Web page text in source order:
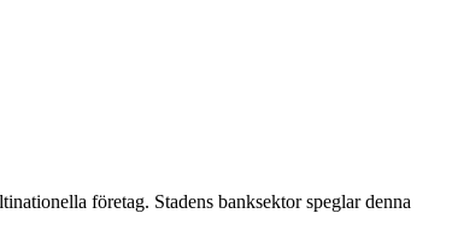
företag. Stadens banksektor speglar denna